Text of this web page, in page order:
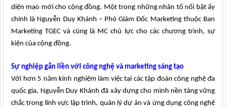
diện mạo mới cho cộng đồng. Một trong những nhân tố nổi bật ấy
chính là Nguyễn Duy Khánh – Phó Giám Đốc Marketing thuộc Ban
Marketing TGEC và cũng là MC chủ lực cho các chương trình, sự
kiện của cộng đồng.
Sự nghiệp gắn liền với công nghệ và marketing sáng tạo
Với hơn 5 năm kinh nghiệm làm việc tại các tập đoàn công nghệ đa
quốc gia, Nguyễn Duy Khánh đã xây dựng cho mình nền tảng vững
chắc trong lĩnh vực lập trình, quản lý dự án và ứng dụng công nghệ